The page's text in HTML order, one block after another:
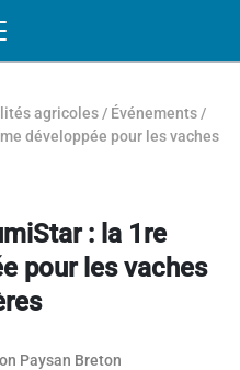
agricoles / Événements /
développée pour les vaches
: la 1re
pour les vaches
Paysan Breton